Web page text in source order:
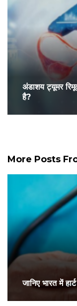
अंडाशय ट्यूमर
है?
More Posts
जानिए भारत में